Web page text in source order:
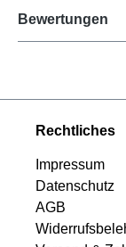
Bewertungen
Rechtliches
Impressum
Datenschutz
AGB